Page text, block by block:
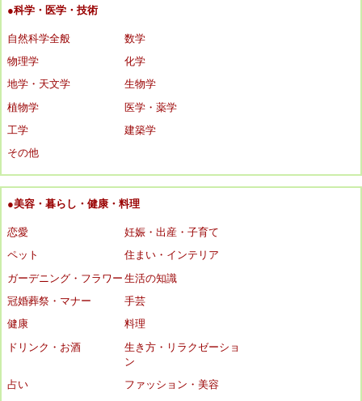
●科学・医学・技術
自然科学全般
数学
物理学
化学
地学・天文学
生物学
植物学
医学・薬学
工学
建築学
その他
●美容・暮らし・健康・料理
恋愛
妊娠・出産・子育て
ペット
住まい・インテリア
ガーデニング・フラワー 生活の知識
冠婚葬祭・マナー
手芸
健康
料理
ドリンク・お酒
生き方・リラクゼーショ
ン
占い
ファッション・美容